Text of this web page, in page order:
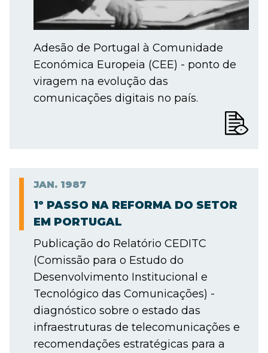
Adesão de Portugal à Comunidade
Económica Europeia (CEE) - ponto de
viragem na evolução das
comunicações digitais no país.
JAN. 1987
1º PASSO NA REFORMA DO SETOR
EM PORTUGAL
Publicação do Relatório CEDITC
(Comissão para o Estudo do
Desenvolvimento Institucional e
Tecnológico das Comunicações) -
diagnóstico sobre o estado das
infraestruturas de telecomunicações e
recomendações estratégicas para a